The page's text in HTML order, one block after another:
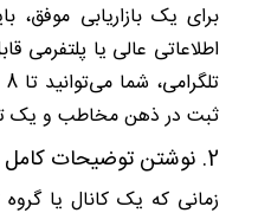
برای یک بازاریابی موفق،
اطلاعاتی عالی یا
ثبت در ذهن مخاطب و یک
2. نوشتن توضیحات کامل از خدمات در قسمت
زمانی که یک کانال یا